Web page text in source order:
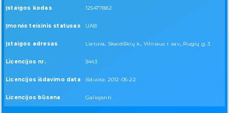
Įstaigos kodas 125477882
Įmonės teisinis statusas UAB
Įstaigos adresas Lietuva, Skaidiškių k., Vilniaus r. sav., Rugių g. 3
Licencijos nr. 3443
Licencijos išdavimo data Išduota: 2012-05-22
Licencijos būsena Galiojanti